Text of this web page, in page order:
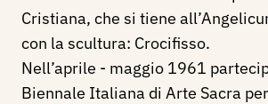
Cristiana, che si tiene
con la scultura: Crocifisso.
Nell’aprile - maggio 1961
Biennale Italiana di Arte Sacra